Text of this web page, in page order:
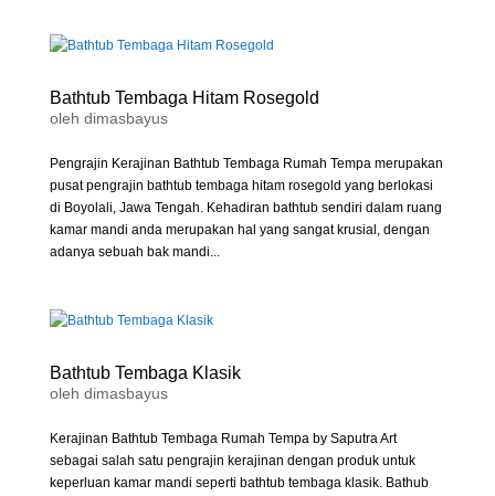
Bathtub Tembaga Hitam Rosegold
oleh dimasbayus
Pengrajin Kerajinan Bathtub Tembaga Rumah Tempa merupakan
pusat pengrajin bathtub tembaga hitam rosegold yang berlokasi
di Boyolali, Jawa Tengah. Kehadiran bathtub sendiri dalam ruang
kamar mandi anda merupakan hal yang sangat krusial, dengan
adanya sebuah bak mandi...
Bathtub Tembaga Klasik
oleh dimasbayus
Kerajinan Bathtub Tembaga Rumah Tempa by Saputra Art
sebagai salah satu pengrajin kerajinan dengan produk untuk
keperluan kamar mandi seperti bathtub tembaga klasik. Bathub